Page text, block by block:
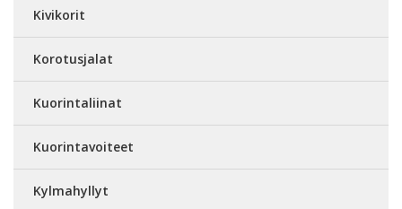
Kivikorit
Korotusjalat
Kuorintaliinat
Kuorintavoiteet
Kylmahyllyt